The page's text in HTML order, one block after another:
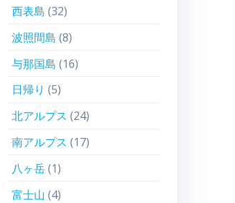
西表島 (32)
波照間島 (8)
与那国島 (16)
日帰り (5)
北アルプス (24)
南アルプス (17)
八ヶ岳(1)
富士山 (4)